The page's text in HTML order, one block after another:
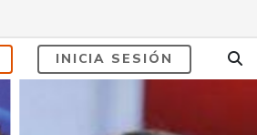
INICIA SESIÓN